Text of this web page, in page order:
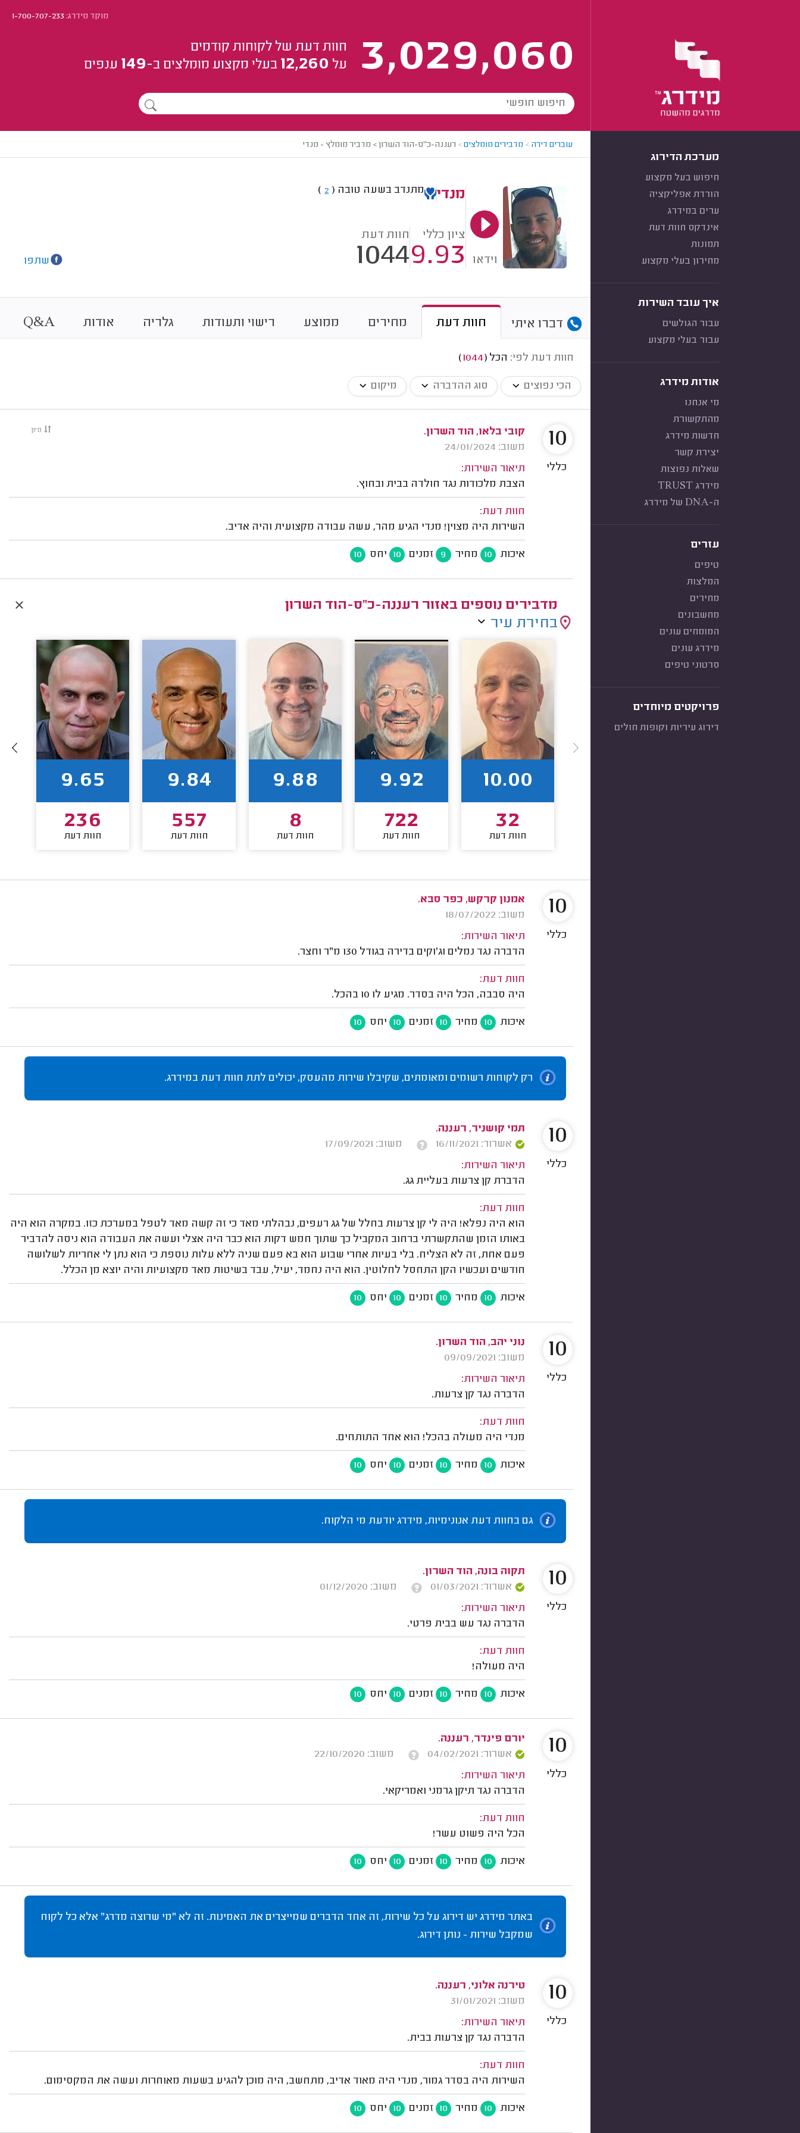
מוקד מידרג:1-700-707-233
3,029,060
חוות דעת של לקוחות קודמים
על 12,260 בעלי מקצוע מומלצים ב-149 ענפים
מערכת הדירוג
חיפוש בעל מקצוע
הורדת אפליקציה
ערים במידרג
אינדקס חוות דעת
תמונות
מחירון בעלי מקצוע
איך עובד השירות
עבור הגולשים
עבור בעלי מקצוע
אודות מידרג
מי אנחנו
מהתקשורת
חדשות מידרג
יצירת קשר
שאלות נפוצות
מידרג TRUST
ה-DNA של מידרג
עזרים
טיפים
המלצות
מחירים
מחשבונים
המומחים עונים
מידרג עונים
סרטוני טיפים
פרויקטים מיוחדים
דירוג עיריות וקופות חולים
עוברים דירה > מדבירים מומלצים> רעננה-כ"ס-הוד השרון > מדביר מומלץ - מנדי
וידאו
מנדי מתנדב בשעה טובה (
2
)
ציון כללי
9.93
חוות דעת
1044 שתפו
דברו איתי חוות דעת מחירים ממוצע רישוי ותעודות גלריה אודות Q&A
חוות דעת לפי: הכל (
1044
)
הכי נפוצים סוג ההדברה מיקום
מיון
קובי בלאו, הוד השרון.
משוב: 24/01/2024
תיאור השירות:
הצבת מלכודות נגד חולדה בבית ובחוץ.
חוות דעת:
השירות היה מצוין! מנדי הגיע מהר, עשה עבודה מקצועית והיה אדיב.
איכות 10 מחיר 9 זמנים 10 יחס 10
10
כללי
מדבירים נוספים באזור רעננה-כ"ס-הוד השרון
בחירת עיר
10.00
32
חוות דעת
9.92
722
חוות דעת
9.88
8
חוות דעת
9.84
557
חוות דעת
9.65
236
חוות דעת
אמנון קרקש, כפר סבא.
משוב: 18/07/2022
תיאור השירות:
הדברה נגד נמלים וג'וקים בדירה בגודל 130 מ"ר וחצר.
חוות דעת:
היה סבבה, הכל היה בסדר. מגיע לו 10 בהכל.
איכות 10 מחיר 10 זמנים 10 יחס 10
10
כללי
רק לקוחות רשומים ומאומתים, שקיבלו שירות מהעסק, יכולים לתת חוות דעת במידרג.
תמי קושניר, רעננה.
אשרור: 16/11/2021
משוב: 17/09/2021
תיאור השירות:
הדברת קן צרעות בעליית גג.
חוות דעת:
הוא היה נפלא! היה לי קן צרעות בחלל של גג רעפים, נבהלתי מאד כי זה קשה מאד לטפל במערכת כזו. במקרה הוא היה
באותו הזמן שהתקשרתי ברחוב המקביל כך שתוך חמש דקות הוא כבר היה אצלי ועשה את העבודה הוא ניסה להדביר
פעם אחת, זה לא הצליח. בלי בעיות אחרי שבוע הוא בא פעם שניה ללא עלות נוספת כי הוא נתן לי אחריות לשלושה
חודשים ועכשיו הקן התחסל לחלוטין. הוא היה נחמד, יעיל, עבד בשיטות מאד מקצועיות והיה יוצא מן הכלל.
איכות 10 מחיר 10 זמנים 10 יחס 10
10
כללי
נוני יהב, הוד השרון.
משוב: 09/09/2021
תיאור השירות:
הדברה נגד קן צרעות.
חוות דעת:
מנדי היה מעולה בהכל! הוא אחד התותחים.
איכות 10 מחיר 10 זמנים 10 יחס 10
10
כללי
גם בחוות דעת אנונימיות, מידרג יודעת מי הלקוח.
תקוה בונה, הוד השרון.
אשרור: 01/03/2021
משוב: 01/12/2020
תיאור השירות:
הדברה נגד עש בבית פרטי.
חוות דעת:
היה מעולה!
איכות 10 מחיר 10 זמנים 10 יחס 10
10
כללי
יורם פינדר, רעננה.
אשרור: 04/02/2021
משוב: 22/10/2020
תיאור השירות:
הדברה נגד תיקן גרמני ואמריקאי.
חוות דעת:
הכל היה פשוט עשר!
איכות 10 מחיר 10 זמנים 10 יחס 10
10
כללי
באתר מידרג יש דירוג על כל שירות, זה אחד הדברים שמייצרים את האמינות. זה לא "מי שרוצה מדרג" אלא כל לקוח
שמקבל שירות - נותן דירוג.
טירנה אלוני, רעננה.
משוב: 31/01/2021
תיאור השירות:
הדברה נגד קן צרעות בבית.
חוות דעת:
השירות היה בסדר גמור, מנדי היה מאוד אדיב, מתחשב, היה מוכן להגיע בשעות מאוחרות ועשה את המקסימום.
איכות 10 מחיר 10 זמנים 10 יחס 10
10
כללי